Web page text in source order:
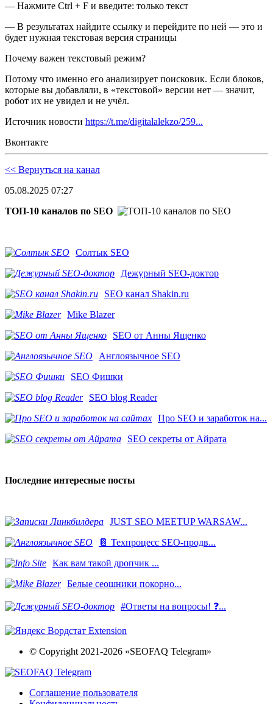
— Нажмите Ctrl + F и введите: только текст
— В результатах найдите ссылку и перейдите по ней — это и
будет нужная текстовая версия страницы
Почему важен текстовый режим?
Потому что именно его анализирует поисковик. Если блоков,
которые вы добавляли, в «текстовой» версии нет — значит,
робот их не увидел и не учёл.
Источник новости https://t.me/digitalalekzo/259...
Вконтакте
<< Вернуться на канал
05.08.2025 07:27
ТОП-10 каналов по SEO
Солтык SEO
Дежурный SEO-доктор
SEO канал Shakin.ru
Mike Blazer
SEO от Анны Ященко
Англоязычное SEO
SEO Фишки
SEO blog Reader
Про SEO и заработок на...
SEO секреты от Айрата
Последние интересные посты
JUST SEO MEETUP WARSAW...
📔 Техпроцесс SEO-продв...
Как вам такой дропчик ...
Белые сеошники покорно...
#Ответы на вопросы! ❓...
© Copyright 2021-2026 «SEOFAQ Telegram»
Соглашение пользователя